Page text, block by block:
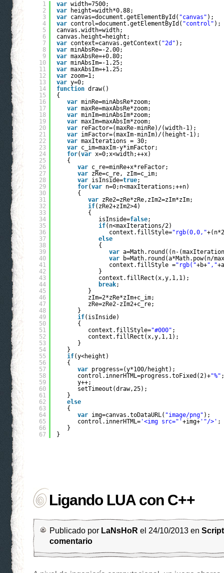
1
2
3
4
5
6
7
8
9
10
11
12
13
14
15
16
17
18
19
20
21
22
23
24
25
26
27
28
29
30
31
32
33
34
35
36
37
38
39
40
41
42
43
44
45
46
47
48
49
50
51
52
53
54
55
56
57
58
59
60
61
62
63
64
65
66
67
var width=7500;
var
height=width*0.88;
var canvas=document.getElementById( "canvas" );
var control=document.getElementById( "control" );
canvas.width=width;
canvas.height=height;
var context=canvas.getContext( "2d" );
var minAbsRe=-2.00;
var maxAbsRe=+0.80;
var minAbsIm=-1.25;
var maxAbsIm=+1.25;
var zoom=1;
var y=0;
function draw()
{
var minRe=minAbsRe*zoom;
var maxRe=maxAbsRe*zoom;
var minIm=minAbsIm*zoom;
var maxIm=maxAbsIm*zoom;
var
reFactor=(maxRe-minRe)/(width-1);
var imFactor=(maxIm-minIm)/(height-1);
var maxIterations = 30;
var c_im=maxIm-y*imFactor;
for(var x=0;x<width;++x)
{
var c_re=minRe+x*reFactor;
var zRe=c_re, zIm=c_im;
var isInside=true;
for(var n=0;n<maxIterations;++n)
{
var zRe2=zRe*zRe,zIm2=zIm*zIm;
if(zRe2+zIm2>4)
{
isInside=false;
if(n<maxIterations/2)
context.fillStyle="rgb(0,0,"
else
{
var a=Math.round((n-
var
b=Math.round(a*Math.pow(n/
context.fillStyle ="rgb("+b+","
}
context.fillRect(x,y,1,1);
break;
}
zIm=2*zRe*zIm+c_im;
zRe=zRe2-zIm2+c_re;
}
if(isInside)
{
context.fillStyle="#000" ;
context.fillRect(x,y,1,1);
}
}
if(y<height)
{
var progress=(y*100/height);
control.innerHTML=progress.toFixed(2)+"%" ;
y++;
setTimeout(draw,25);
}
else
{
var img=canvas.toDataURL( "image/png" );
control.innerHTML= '<img src="'+img+ '"/>' ;
}
}
Ligando LUA con C++
Publicado por LaNsHoR el 24/10/2013 en
comentario